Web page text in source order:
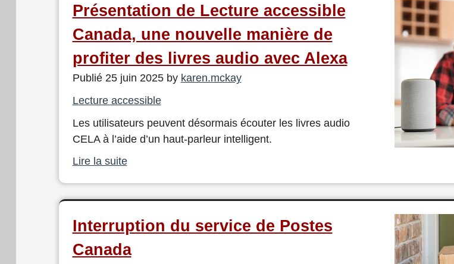
Présentation de Lecture accessible
Canada, une nouvelle manière de
profiter des livres audio avec Alexa
Publié 25 juin 2025 by karen.mckay
Lecture accessible
Les utilisateurs peuvent désormais écouter les livres audio
CELA à l’aide d’un haut-parleur intelligent.
Lire la suite
Interruption du service de Postes
Canada